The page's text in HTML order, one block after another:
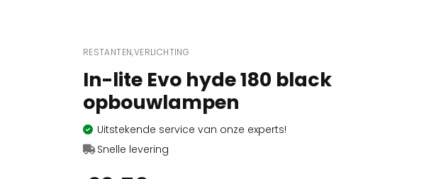
RESTANTEN,VERLICHTING
In-lite Evo hyde 180 black
opbouwlampen
Uitstekende service van onze experts!
Snelle levering